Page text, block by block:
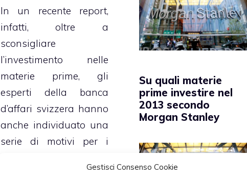
Gestisci Consenso Cookie
In un recente report,
infatti, oltre a
sconsigliare
l’investimento nelle
materie prime, gli
esperti della banca
d’affari svizzera hanno
anche individuato una
serie di motivi per i
investimento è
Su quali materie
prime investire nel
2013 secondo
Morgan Stanley